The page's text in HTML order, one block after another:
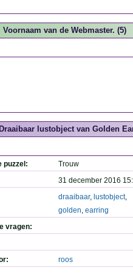
Voornaam van de Webmaster. (5)
lustobject van Golden
puzzel:
Trouw
31 december 2016
draaibaar, lustobject,
golden, earring
vragen:
roos